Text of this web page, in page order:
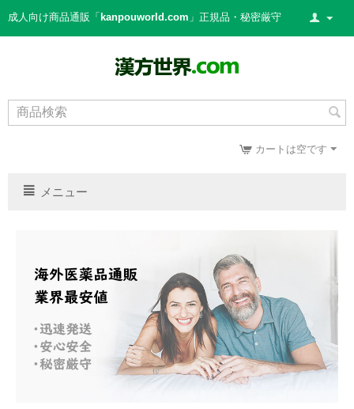
成人向け商品通販「 kanpouworld.com 」正規品・秘密厳守
カートは空です
メニュー